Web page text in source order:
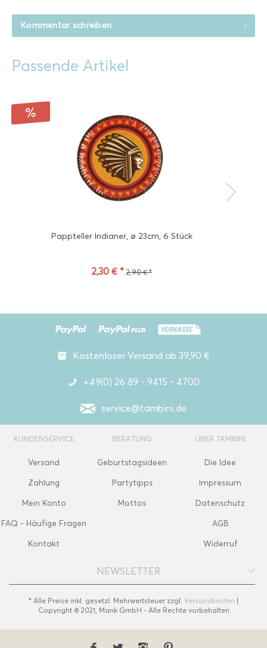
Kommentar schreiben
Passende Artikel
Pappteller Indianer, ø 23cm, 6 Stück
2,30 € * 2,90 € *
Kostenloser Versand ab 39,90 €
+49(0) 26 89 - 9415 - 4700
service@tambini.de
KUNDENSERVICE
Versand
Zahlung
Mein Konto
FAQ - Häufige Fragen
Kontakt
BERATUNG
Geburtstagsideen
Partytipps
Mottos
ÜBER TAMBINI
Die Idee
Impressum
Datenschutz
AGB
Widerruf
NEWSLETTER
* Alle Preise inkl. gesetzl. Mehrwertsteuer zzgl. Versandkosten |
Copyright © 2021, Mank GmbH - Alle Rechte vorbehalten